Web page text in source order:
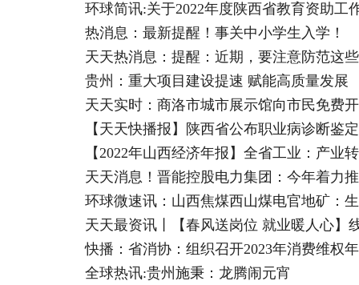
环球简讯:关于2022年度陕西省教育资助
热消息：最新提醒！事关中小学生入学！
天天热消息：提醒：近期，要注意防范这
贵州：重大项目建设提速 赋能高质量发展
天天实时：商洛市城市展示馆向市民免费
【天天快播报】陕西省公布职业病诊断鉴
【2022年山西经济年报】全省工业：产业
天天消息！晋能控股电力集团：今年着力
环球微速讯：山西焦煤西山煤电官地矿：
天天最资讯丨【春风送岗位 就业暖人心】
快播：省消协：组织召开2023年消费维权
全球热讯:贵州施秉：龙腾闹元宵